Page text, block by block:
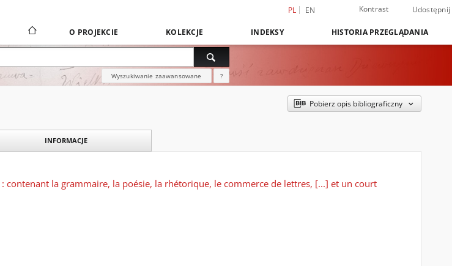
PL EN Kontrast Udostępnij
O PROJEKCIE KOLEKCJE INDEKSY HISTORIA PRZEGLĄDANIA
Wyszukiwanie zaawansowane ?
Pobierz opis bibliograficzny
INFORMACJE
contenant la grammaire, la poésie, la rhétorique, le commerce de lettres, [...] et un court